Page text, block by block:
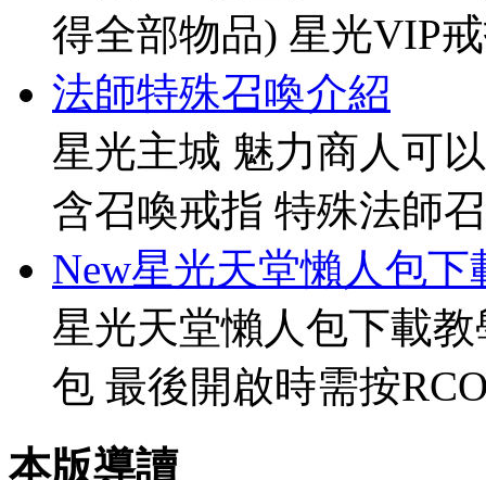
得全部物品) 星光VIP
法師特殊召喚介紹
星光主城 魅力商人可
含召喚戒指 特殊法師
New星光天堂懶人包下
星光天堂懶人包下載
包 最後開啟時需按
本版導讀